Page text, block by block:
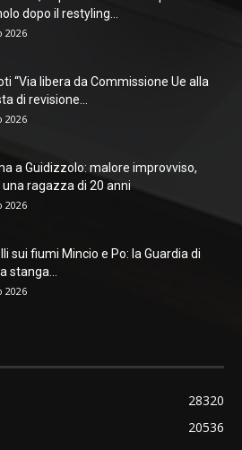
dopo il restyling...
2026
“Via libera da Commissione Ue alla
di revisione...
2026
a Guidizzolo: malore improvviso,
ragazza di 20 anni
2026
sui fiumi Mincio e Po: la Guardia di
stanga...
2026
28320
20536